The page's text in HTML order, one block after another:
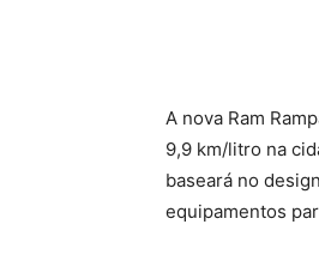
A nova Ram
9,9 km/litro na
baseará no
equipamentos